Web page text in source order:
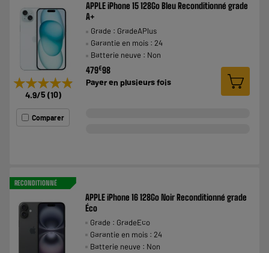
★★★★★
★★★★★
4.9/5 (10)
Comparer
APPLE iPhone 15 128Go Bleu Reconditionné grade
A+
Grade : GradeAPlus
Garantie en mois : 24
Batterie neuve : Non
479€98
Payer en plusieurs fois
RECONDITIONNÉ
APPLE iPhone 16 128Go Noir Reconditionné grade
Éco
Grade : GradeEco
Garantie en mois : 24
Batterie neuve : Non